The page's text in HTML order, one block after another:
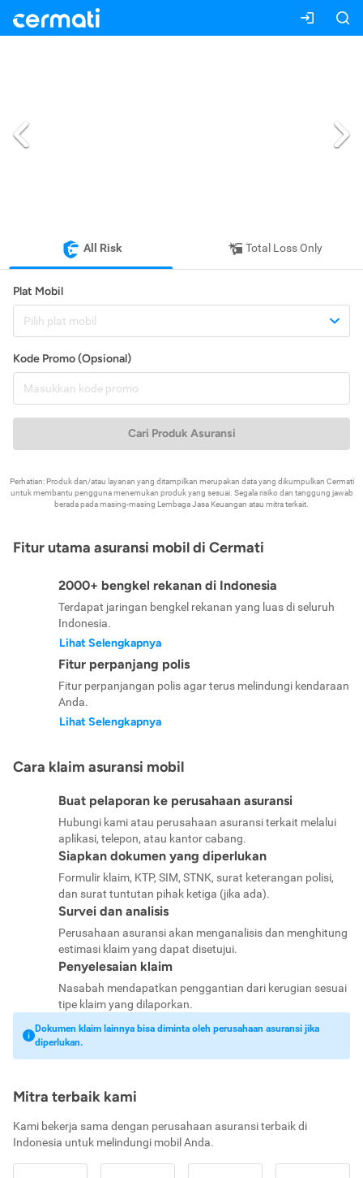
All Risk Total Loss Only
Plat Mobil
Pilih plat mobil
Kode Promo (Opsional)
Cari Produk Asuransi
Perhatian: Produk dan/atau layanan yang ditampilkan merupakan data yang dikumpulkan Cermati
untuk membantu pengguna menemukan produk yang sesuai. Segala risiko dan tanggung jawab
berada pada masing-masing Lembaga Jasa Keuangan atau mitra terkait.
Fitur utama asuransi mobil di Cermati
2000+ bengkel rekanan di Indonesia
Terdapat jaringan bengkel rekanan yang luas di seluruh
Indonesia.
Lihat Selengkapnya
Fitur perpanjang polis
Fitur perpanjangan polis agar terus melindungi kendaraan
Anda.
Lihat Selengkapnya
Cara klaim asuransi mobil
Buat pelaporan ke perusahaan asuransi
Hubungi kami atau perusahaan asuransi terkait melalui
aplikasi, telepon, atau kantor cabang.
Siapkan dokumen yang diperlukan
Formulir klaim, KTP, SIM, STNK, surat keterangan polisi,
dan surat tuntutan pihak ketiga (jika ada).
Survei dan analisis
Perusahaan asuransi akan menganalisis dan menghitung
estimasi klaim yang dapat disetujui.
Penyelesaian klaim
Nasabah mendapatkan penggantian dari kerugian sesuai
tipe klaim yang dilaporkan.
Dokumen klaim lainnya bisa diminta oleh perusahaan asuransi jika
diperlukan.
Mitra terbaik kami
Kami bekerja sama dengan perusahaan asuransi terbaik di
Indonesia untuk melindungi mobil Anda.